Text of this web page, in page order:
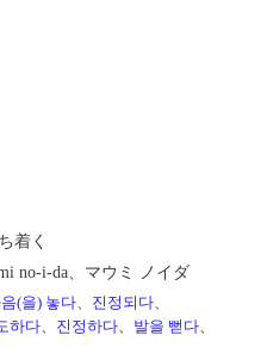
着く
no-i-da、マウミ ノイダ
(을) 놓다、 진정되다、
하다、 진정하다、 발을 뻗다、